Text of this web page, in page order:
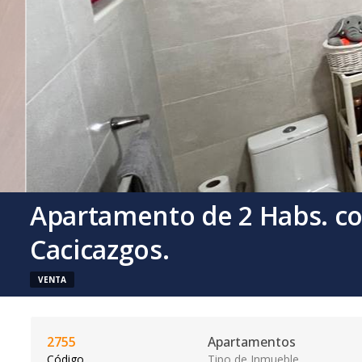
Apartamento de 2 Habs.
Cacicazgos.
VENTA
2755 Apartamentos